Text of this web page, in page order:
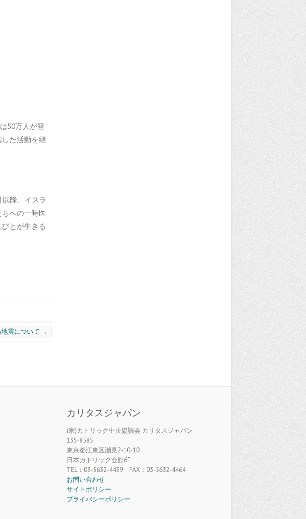
50万人が登
た活動を継
降、イスラ
への一時医
とが生きる
震について →
カリタスジャパン
(宗)カトリック中央協議会 カリタスジャパン
135-8585
東京都江東区潮見2-10-10
日本カトリック会館6F
TEL：03-5632-4439 FAX：03-5632-4464
お問い合わせ
サイトポリシー
プライバシーポリシー